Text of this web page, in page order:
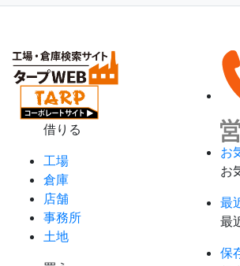
借りる
工場
倉庫
店舗
事務所
土地
お
お
最
最
保